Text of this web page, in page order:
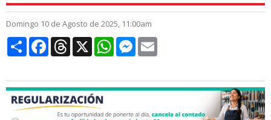
Domingo 10 de Agosto de 2025, 11:00am
CompartirFacebookThreads
X WhatsAppMessenger